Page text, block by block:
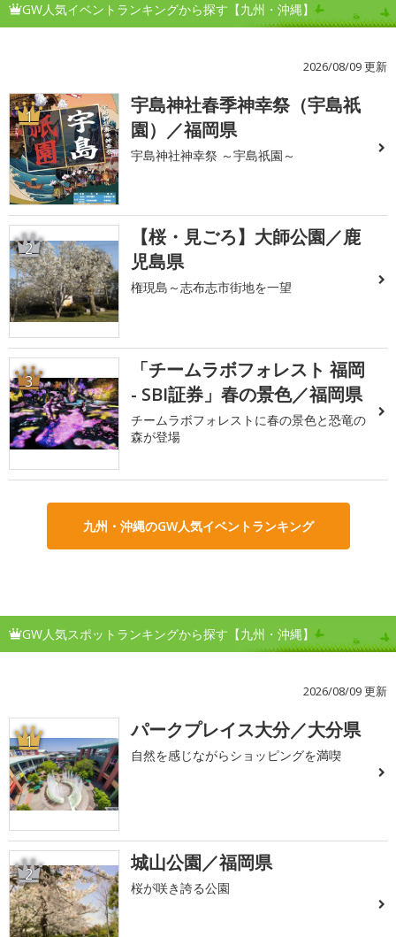
GW人気イベントランキングから探す【九州・沖縄】
2026/08/09 更新
1
宇島神社春季神幸祭（宇島祇
園）／福岡県
宇島神社神幸祭 ～宇島祇園～
2
【桜・見ごろ】大師公園／鹿
児島県
権現島～志布志市街地を一望
3
「チームラボフォレスト 福岡
- SBI証券」春の景色／福岡県
チームラボフォレストに春の景色と恐竜の
森が登場
九州・沖縄のGW人気イベントランキング
GW人気スポットランキングから探す【九州・沖縄】
2026/08/09 更新
1 パークプレイス大分／大分県
自然を感じながらショッピングを満喫
2 城山公園／福岡県
桜が咲き誇る公園